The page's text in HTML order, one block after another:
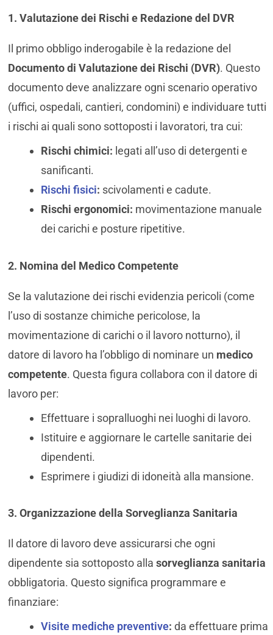
1. Valutazione dei Rischi e Redazione del DVR
Il primo obbligo inderogabile è la redazione del
Documento di Valutazione dei Rischi (DVR). Questo
documento deve analizzare ogni scenario operativo
(uffici, ospedali, cantieri, condomini) e individuare tutti
i rischi ai quali sono sottoposti i lavoratori, tra cui:
Rischi chimici: legati all’uso di detergenti e
sanificanti.
Rischi fisici: scivolamenti e cadute.
Rischi ergonomici: movimentazione manuale
dei carichi e posture ripetitive.
2. Nomina del Medico Competente
Se la valutazione dei rischi evidenzia pericoli (come
l’uso di sostanze chimiche pericolose, la
movimentazione di carichi o il lavoro notturno), il
datore di lavoro ha l’obbligo di nominare un medico
competente. Questa figura collabora con il datore di
lavoro per:
Effettuare i sopralluoghi nei luoghi di lavoro.
Istituire e aggiornare le cartelle sanitarie dei
dipendenti.
Esprimere i giudizi di idoneità alla mansione.
3. Organizzazione della Sorveglianza Sanitaria
Il datore di lavoro deve assicurarsi che ogni
dipendente sia sottoposto alla sorveglianza sanitaria
obbligatoria. Questo significa programmare e
finanziare:
Visite mediche preventive: da effettuare prima